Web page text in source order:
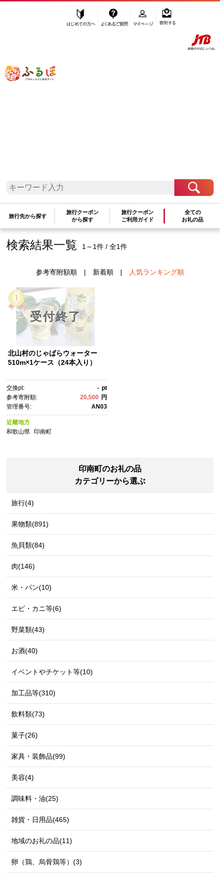
ふるぽ JTBのふるさと納税サイト
旅行先から探す
旅行クーポン
から探す
旅行クーポン
ご利用ガイド
全ての
お礼の品
500mL～999mL
検索結果一覧 1～1件 / 全1件
参考寄附額順| 新着順| 人気ランキング順
受付終了
北山村のじゃばらウォーター
510m×1ケース（24本入り）
交換pt: - pt
参考寄附額:
20,500 円
管理番号:
AN03
近畿地方
和歌山県
印南町
印南町のお礼の品
カテゴリーから選ぶ
旅行(4)
果物類(891)
魚貝類(84)
肉(146)
米・パン(10)
エビ・カニ等(6)
野菜類(43)
お酒(40)
イベントやチケット等(10)
加工品等(310)
飲料類(73)
菓子(26)
家具・装飾品(99)
美容(4)
調味料・油(25)
雑貨・日用品(465)
地域のお礼の品(11)
卵（鶏、烏骨鶏等）(3)